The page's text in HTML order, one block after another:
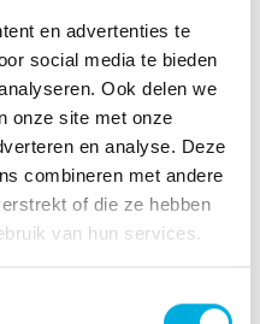
en advertenties te
social media te bieden
Ook delen we
onze site met onze
en analyse. Deze
combineren met andere
of die ze hebben
van hun services.
slimmer, efficiënter,
de productie, teelt en
klanten. Dat doen wij
te installeren en
en augmented en